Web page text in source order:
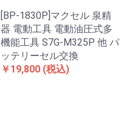
[BP-1830P]マクセル 泉精
器 電動工具 電動油圧式多
機能工具 S7G-M325P 他 バ
ッテリーセル交換
￥19,800 (税込)